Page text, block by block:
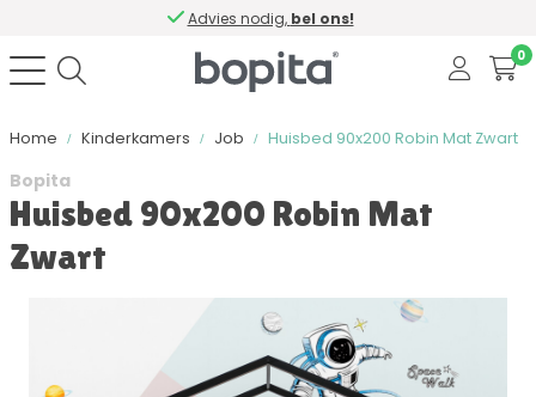
Advies nodig, bel ons!
0
Home Kinderkamers Job Huisbed 90x200 Robin Mat Zwart
Bopita
Huisbed 90x200 Robin Mat
Zwart